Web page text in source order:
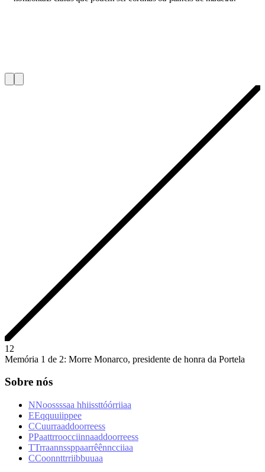
1 2
Memória 1 de 2: Morre Monarco, presidente de honra da Portela
Sobre nós
NNoossssaa hhiissttóórriiaa
EEqquuiippee
CCuurraaddoorreess
PPaattrroocciinnaaddoorreess
TTrraannssppaarrêênncciiaa
CCoonnttrriibbuuaa